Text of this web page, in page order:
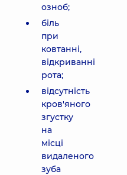
озноб;
біль
при
ковтанні,
відкриванні
рота;
відсутність
кров'яного
згустку
на
місці
видаленого
зуба